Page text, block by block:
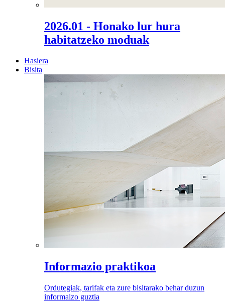
2026.01 - Honako lur hura
habitatzeko moduak
Hasiera
Bisita
Informazio praktikoa
Ordutegiak, tarifak eta zure bisitarako behar duzun
informaizo guztia